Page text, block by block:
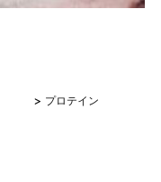
> プロテイン